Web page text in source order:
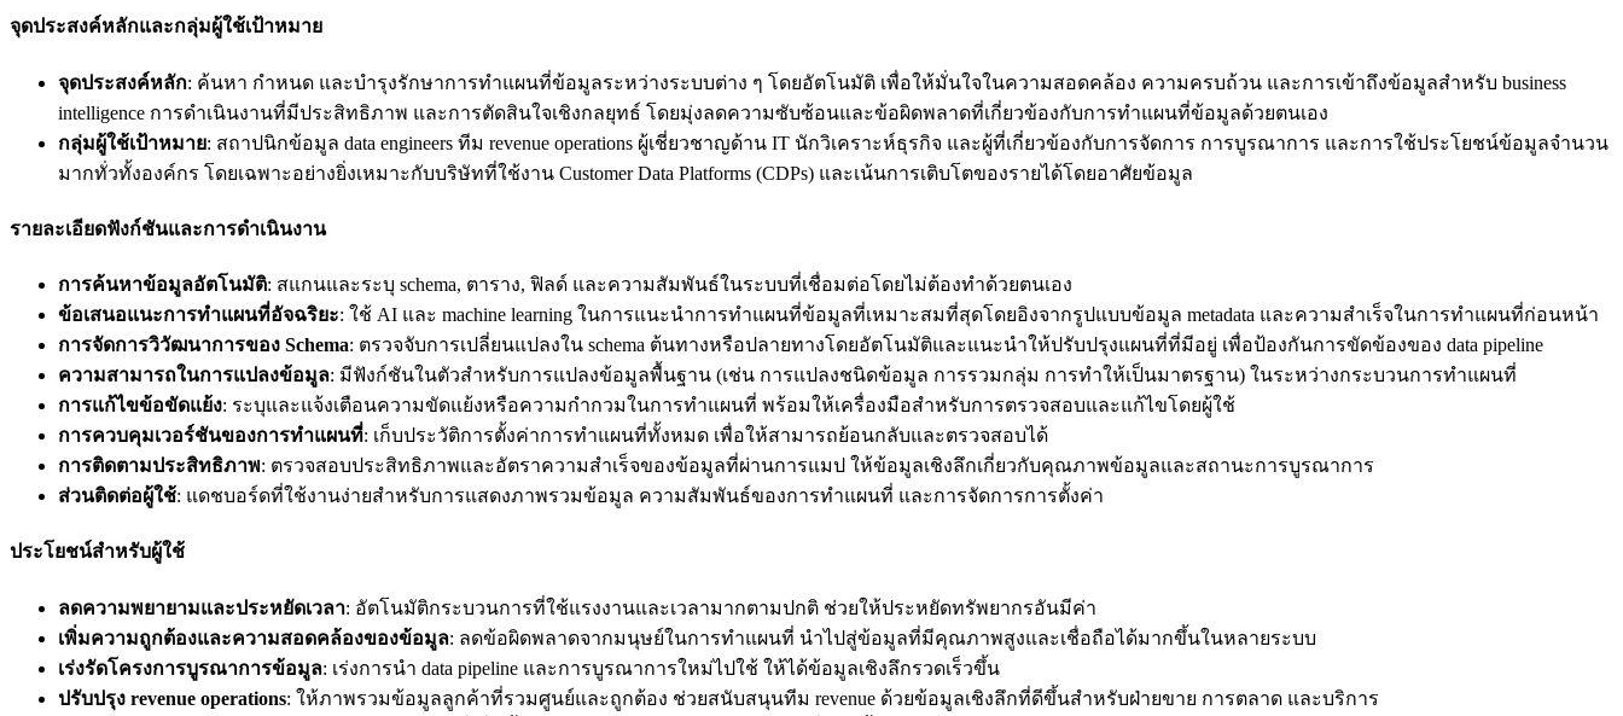
จุดประสงค์หลักและกลุ่มผู้ใช้เป้าหมาย
จุดประสงค์หลัก: ค้นหา กำหนด และบำรุงรักษาการทำแผนที่ข้อมูลระหว่างระบบต่าง ๆ โดยอัตโนมัติ เพื่อให้มั่นใจในความสอดคล้อง ความครบถ้วน และการเข้าถึงข้อมูลสำหรับ business
intelligence การดำเนินงานที่มีประสิทธิภาพ และการตัดสินใจเชิงกลยุทธ์ โดยมุ่งลดความซับซ้อนและข้อผิดพลาดที่เกี่ยวข้องกับการทำแผนที่ข้อมูลด้วยตนเอง
กลุ่มผู้ใช้เป้าหมาย: สถาปนิกข้อมูล data engineers ทีม revenue operations ผู้เชี่ยวชาญด้าน IT นักวิเคราะห์ธุรกิจ และผู้ที่เกี่ยวข้องกับการจัดการ การบูรณาการ และการใช้ประโยชน์ข้อมูลจำนวน
มากทั่วทั้งองค์กร โดยเฉพาะอย่างยิ่งเหมาะกับบริษัทที่ใช้งาน Customer Data Platforms (CDPs) และเน้นการเติบโตของรายได้โดยอาศัยข้อมูล
รายละเอียดฟังก์ชันและการดำเนินงาน
การค้นหาข้อมูลอัตโนมัติ: สแกนและระบุ schema, ตาราง, ฟิลด์ และความสัมพันธ์ในระบบที่เชื่อมต่อโดยไม่ต้องทำด้วยตนเอง
ข้อเสนอแนะการทำแผนที่อัจฉริยะ: ใช้ AI และ machine learning ในการแนะนำการทำแผนที่ข้อมูลที่เหมาะสมที่สุดโดยอิงจากรูปแบบข้อมูล metadata และความสำเร็จในการทำแผนที่ก่อนหน้า
การจัดการวิวัฒนาการของ Schema: ตรวจจับการเปลี่ยนแปลงใน schema ต้นทางหรือปลายทางโดยอัตโนมัติและแนะนำให้ปรับปรุงแผนที่ที่มีอยู่ เพื่อป้องกันการขัดข้องของ data pipeline
ความสามารถในการแปลงข้อมูล: มีฟังก์ชันในตัวสำหรับการแปลงข้อมูลพื้นฐาน (เช่น การแปลงชนิดข้อมูล การรวมกลุ่ม การทำให้เป็นมาตรฐาน) ในระหว่างกระบวนการทำแผนที่
การแก้ไขข้อขัดแย้ง: ระบุและแจ้งเตือนความขัดแย้งหรือความกำกวมในการทำแผนที่ พร้อมให้เครื่องมือสำหรับการตรวจสอบและแก้ไขโดยผู้ใช้
การควบคุมเวอร์ชันของการทำแผนที่: เก็บประวัติการตั้งค่าการทำแผนที่ทั้งหมด เพื่อให้สามารถย้อนกลับและตรวจสอบได้
การติดตามประสิทธิภาพ: ตรวจสอบประสิทธิภาพและอัตราความสำเร็จของข้อมูลที่ผ่านการแมป ให้ข้อมูลเชิงลึกเกี่ยวกับคุณภาพข้อมูลและสถานะการบูรณาการ
ส่วนติดต่อผู้ใช้: แดชบอร์ดที่ใช้งานง่ายสำหรับการแสดงภาพรวมข้อมูล ความสัมพันธ์ของการทำแผนที่ และการจัดการการตั้งค่า
ประโยชน์สำหรับผู้ใช้
ลดความพยายามและประหยัดเวลา: อัตโนมัติกระบวนการที่ใช้แรงงานและเวลามากตามปกติ ช่วยให้ประหยัดทรัพยากรอันมีค่า
เพิ่มความถูกต้องและความสอดคล้องของข้อมูล: ลดข้อผิดพลาดจากมนุษย์ในการทำแผนที่ นำไปสู่ข้อมูลที่มีคุณภาพสูงและเชื่อถือได้มากขึ้นในหลายระบบ
เร่งรัดโครงการบูรณาการข้อมูล: เร่งการนำ data pipeline และการบูรณาการใหม่ไปใช้ ให้ได้ข้อมูลเชิงลึกรวดเร็วขึ้น
ปรับปรุง revenue operations: ให้ภาพรวมข้อมูลลูกค้าที่รวมศูนย์และถูกต้อง ช่วยสนับสนุนทีม revenue ด้วยข้อมูลเชิงลึกที่ดีขึ้นสำหรับฝ่ายขาย การตลาด และบริการ